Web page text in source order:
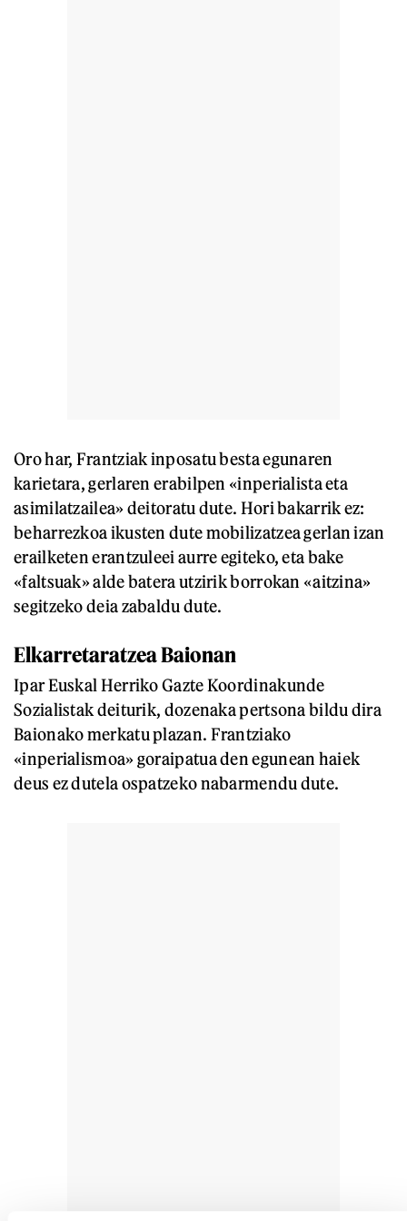
Oro har, Frantziak inposatu besta egunaren
karietara, gerlaren erabilpen «inperialista eta
asimilatzailea» deitoratu dute. Hori bakarrik ez:
beharrezkoa ikusten dute mobilizatzea gerlan izan
erailketen erantzuleei aurre egiteko, eta bake
«faltsuak» alde batera utzirik borrokan «aitzina»
segitzeko deia zabaldu dute.
Elkarretaratzea Baionan
Ipar Euskal Herriko Gazte Koordinakunde
Sozialistak deiturik, dozenaka pertsona bildu dira
Baionako merkatu plazan. Frantziako
«inperialismoa» goraipatua den egunean haiek
deus ez dutela ospatzeko nabarmendu dute.